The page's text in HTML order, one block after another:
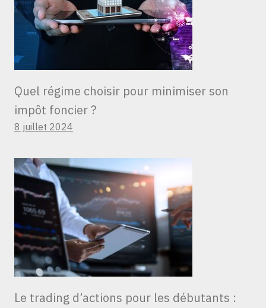
Quel régime choisir pour minimiser son
impôt foncier ?
8 juillet 2024
Le trading d’actions pour les débutants :